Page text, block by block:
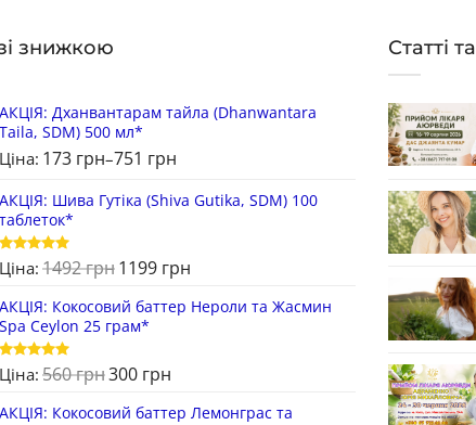
знижкою
АКЦIЯ: Дханвантарам тайла (Dhanwantara
Taila, SDM) 500 мл*
Ціна: 173 грн–751 грн
АКЦІЯ: Шива Гутіка (Shiva Gutika, SDM) 100
таблеток*
Оцінено в
5з 5
Ціна: 1492грн1199 грн
АКЦІЯ: Кокосовий баттер Нероли та Жасмин
Spa Ceylon 25 грам*
Оцінено в
5з 5
Ціна: 560грн300 грн
АКЦІЯ: Кокосовий баттер Лемонграс та
Статті